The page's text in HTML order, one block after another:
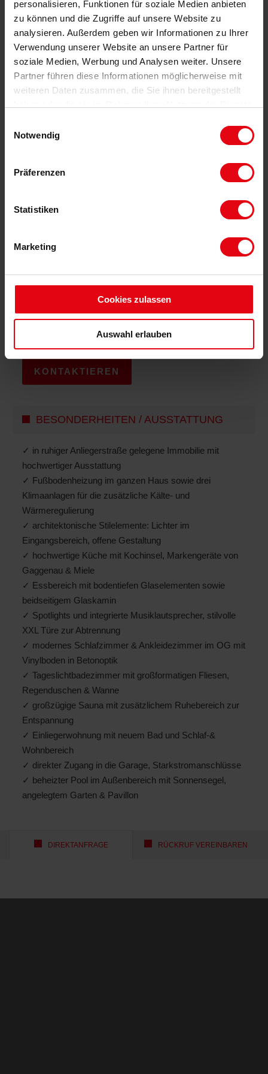
personalisieren, Funktionen für soziale Medien anbieten
zu können und die Zugriffe auf unsere Website zu
analysieren. Außerdem geben wir Informationen zu Ihrer
Verwendung unserer Website an unsere Partner für
soziale Medien, Werbung und Analysen weiter. Unsere
Partner führen diese Informationen möglicherweise mit
weiteren Daten zusammen, die Sie ihnen bereitgestellt
Notwendig
Präferenzen
Statistiken
Marketing
Cookies zulassen
Auswahl erlauben
erreichen. Durch ortsansässige Vereine werden im Ort
unzählige Freizeitaktivitäten angeboten. Die gute
Busverbindung, der Bahnhof, aber auch eine schnelle PKW-
Anbindung in alle Richtungen über die Autobahn oder
Landstraßen ermöglichen kurze Wege und machen
Wachenheim noch attraktiver.
Bartz Immobilien
Telefon: 06321 / 499 02 0
KONTAKTIEREN
BESONDERHEITEN / AUSSTATTUNG
✓ in ruhiger Anliegerstraße gelegene Immobilie mit
hochwertiger Ausstattung
✓ Fußbodenheizung im ganzen Haus sowie drei
Klimaanlagen für die zusätzliche Kälte- und
Wärmeregulierung
✓ architektonische Stilelemente: Lichter im
Eingangsbereich, offene Gestaltung
✓ hochwertige Küche mit Kochinsel, Markengeräte von
Gaggenau & Miele
✓ Essbereich mit bodentiefen Glaselementen sowie
beidseitigem Glaskamin
✓ Spotlights und integrierte Musiklautsprecher, stilvolle
XXL Türe zur Abtrennung
✓ modernes Schlafzimmer & Ankleidezimmer im OG mit
Vinylboden in Betonoptik
✓ Tageslichtbadezimmer mit großformatigen Fliesen,
Regenduschen & Wanne
✓ großzügige Sauna mit zusätzlichem Ruhebereich zur
Entspannung
✓ Einliegerwohnung mit neuem Bad und Schlaf-&
Wohnbereich
✓ direkter Zugang in die Garage, Starkstromanschlüsse
✓ beheizter Pool im Außenbereich mit Sonnensegel,
angelegtem Garten & Pavillon
DIREKTANFRAGE RÜCKRUF VEREINBAREN